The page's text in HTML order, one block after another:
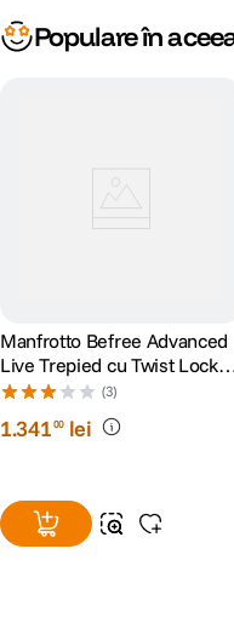
Populare în
Manfrotto Befree Advanced
Live Trepied cu Twist Locks
si Cap Video(3)
1.34100 lei